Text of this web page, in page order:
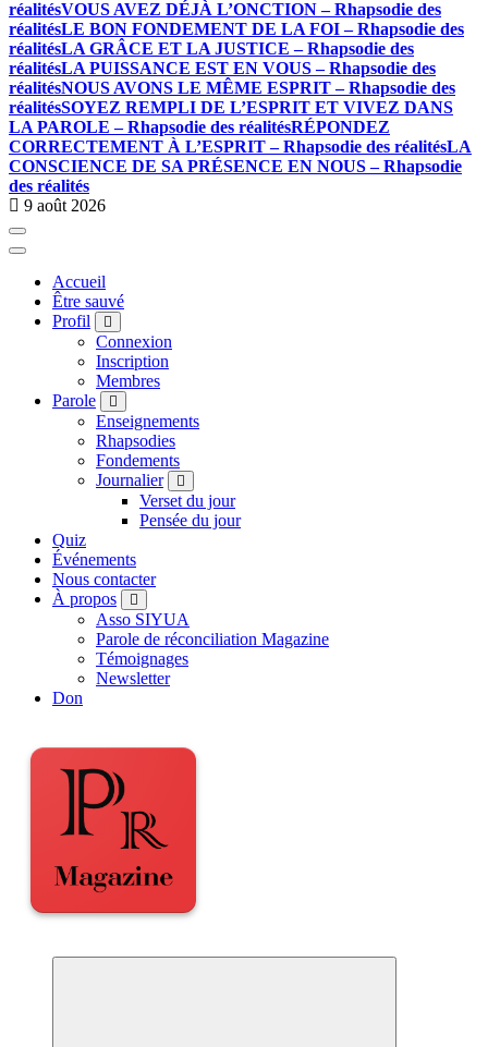
réalitésVOUS AVEZ DÉJÀ L’ONCTION – Rhapsodie des
réalitésLE BON FONDEMENT DE LA FOI – Rhapsodie des
réalitésLA GRÂCE ET LA JUSTICE – Rhapsodie des
réalitésLA PUISSANCE EST EN VOUS – Rhapsodie des
réalitésNOUS AVONS LE MÊME ESPRIT – Rhapsodie des
réalitésSOYEZ REMPLI DE L’ESPRIT ET VIVEZ DANS
LA PAROLE – Rhapsodie des réalitésRÉPONDEZ
CORRECTEMENT À L’ESPRIT – Rhapsodie des réalitésLA
CONSCIENCE DE SA PRÉSENCE EN NOUS – Rhapsodie
des réalités
9 août 2026
Accueil
Être sauvé
Profil
Connexion
Inscription
Membres
Parole
Enseignements
Rhapsodies
Fondements
Journalier
Verset du jour
Pensée du jour
Quiz
Événements
Nous contacter
À propos
Asso SIYUA
Parole de réconciliation Magazine
Témoignages
Newsletter
Don